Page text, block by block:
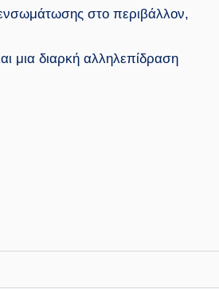
στο περιβάλλον,
μια διαρκή αλληλεπίδραση